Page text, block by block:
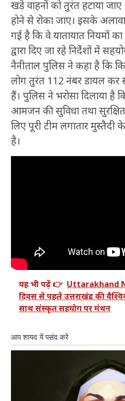
खड़े वाहनों को तुरंत हटाया
होने से रोका जाए। इसके
गई है कि वे यातायात नियमों
द्वारा दिए जा रहे निर्देशों में
नैनीताल पुलिस ने कहा है कि
लोग तुरंत 112 नंबर डायल कर
हैं। पुलिस ने भरोसा दिलाया है
आमजन की सुविधा तथा
लिए पूरी टीम लगातार मुस्तैदी
है।
यह भी पढ़ें 👉 Uttarakhand
दिवस से पहले उत्तराखंड की
साथ संस्कृत सहयोग पर मंथन